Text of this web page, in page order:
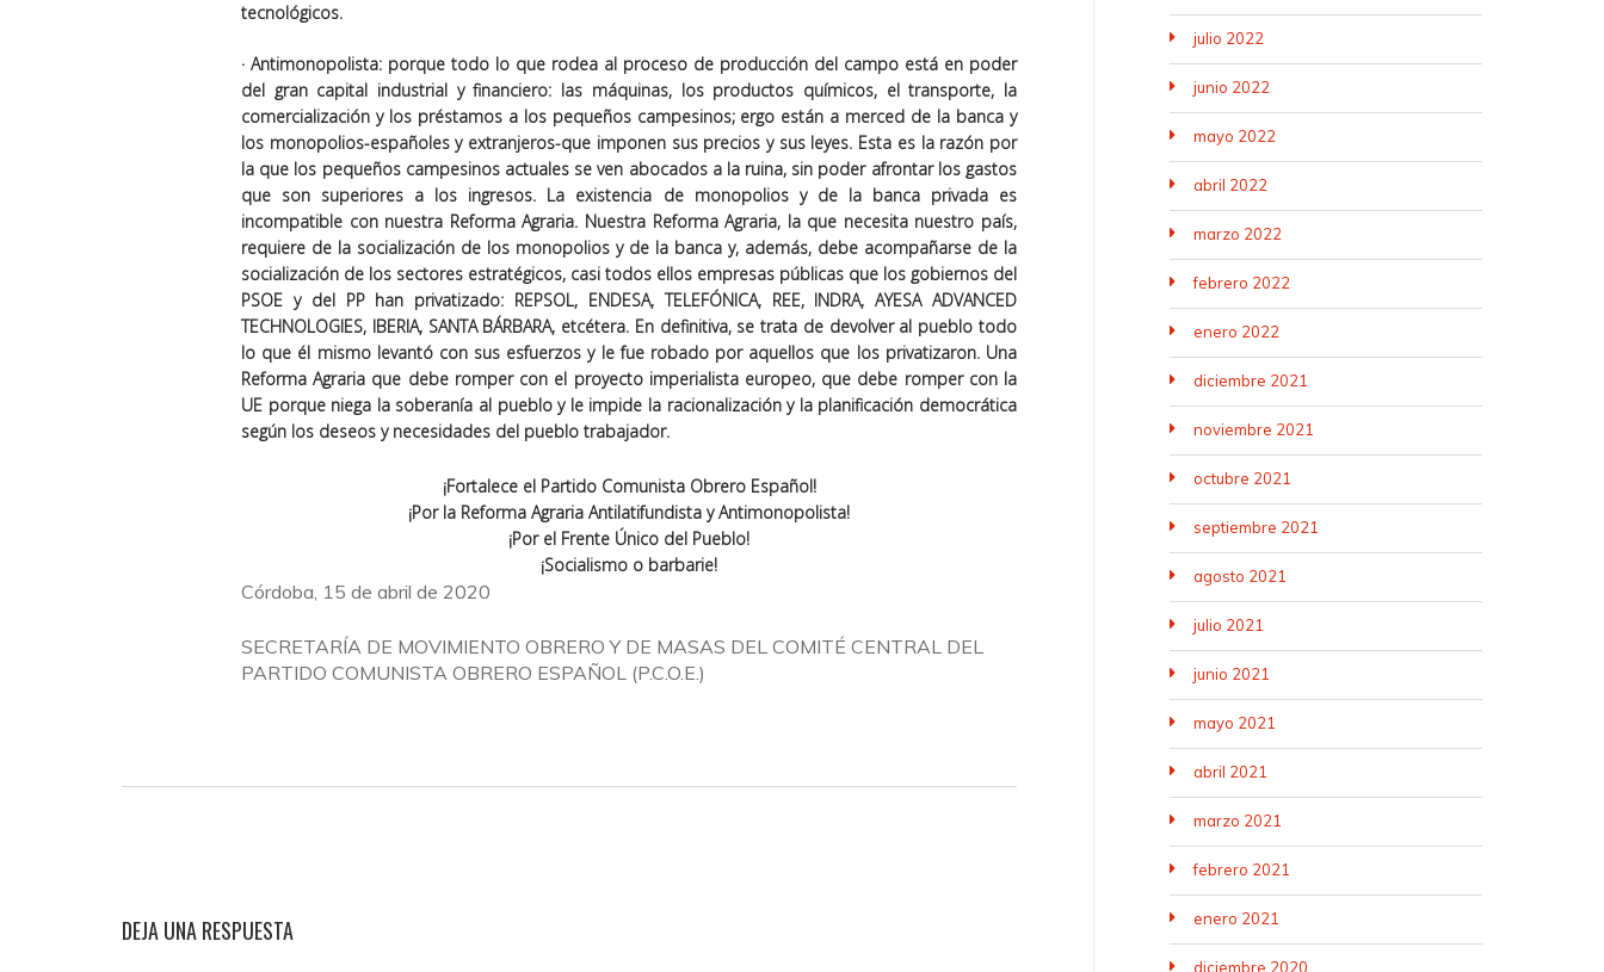
tecnológicos.
· Antimonopolista: porque todo lo que rodea al proceso de producción del campo está en poder
del gran capital industrial y financiero: las máquinas, los productos químicos, el transporte, la
comercialización y los préstamos a los pequeños campesinos; ergo están a merced de la banca y
los monopolios-españoles y extranjeros-que imponen sus precios y sus leyes. Esta es la razón por
la que los pequeños campesinos actuales se ven abocados a la ruina, sin poder afrontar los gastos
que son superiores a los ingresos. La existencia de monopolios y de la banca privada es
incompatible con nuestra Reforma Agraria. Nuestra Reforma Agraria, la que necesita nuestro país,
requiere de la socialización de los monopolios y de la banca y, además, debe acompañarse de la
socialización de los sectores estratégicos, casi todos ellos empresas públicas que los gobiernos del
PSOE y del PP han privatizado: REPSOL, ENDESA, TELEFÓNICA, REE, INDRA, AYESA ADVANCED
TECHNOLOGIES, IBERIA, SANTA BÁRBARA, etcétera. En definitiva, se trata de devolver al pueblo todo
lo que él mismo levantó con sus esfuerzos y le fue robado por aquellos que los privatizaron. Una
Reforma Agraria que debe romper con el proyecto imperialista europeo, que debe romper con la
UE porque niega la soberanía al pueblo y le impide la racionalización y la planificación democrática
según los deseos y necesidades del pueblo trabajador.
¡Fortalece el Partido Comunista Obrero Español!
¡Por la Reforma Agraria Antilatifundista y Antimonopolista!
¡Por el Frente Único del Pueblo!
¡Socialismo o barbarie!
Córdoba, 15 de abril de 2020
SECRETARÍA DE MOVIMIENTO OBRERO Y DE MASAS DEL COMITÉ CENTRAL DEL
PARTIDO COMUNISTA OBRERO ESPAÑOL (P.C.O.E.)
DEJA UNA RESPUESTA
julio 2022
junio 2022
mayo 2022
abril 2022
marzo 2022
febrero 2022
enero 2022
diciembre 2021
noviembre 2021
octubre 2021
septiembre 2021
agosto 2021
julio 2021
junio 2021
mayo 2021
abril 2021
marzo 2021
febrero 2021
enero 2021
diciembre 2020